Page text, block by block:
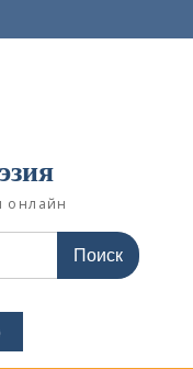
онлайн